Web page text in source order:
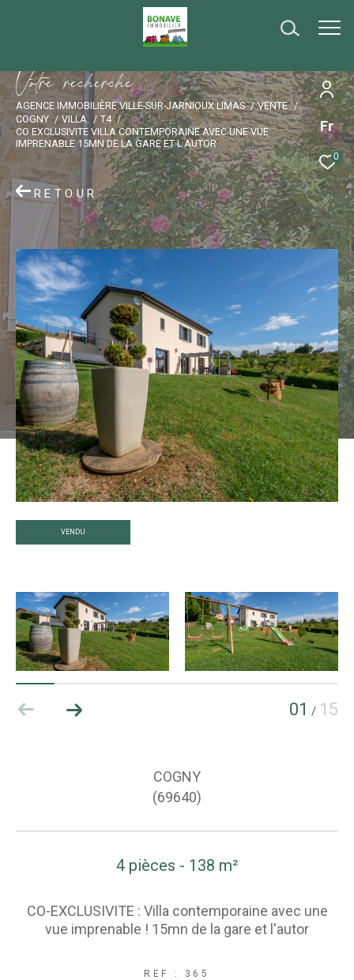
Fr
0
Votre recherche
AGENCE IMMOBILIÈRE VILLE-SUR-JARNIOUX LIMAS
VENTE
COGNY
VILLA
T4
CO EXCLUSIVITE VILLA CONTEMPORAINE AVEC UNE VUE
IMPRENABLE 15MN DE LA GARE ET L AUTOR
RETOUR
VENDU
01 / 15
COGNY
(69640)
4 pièces - 138 m²
CO-EXCLUSIVITE : Villa contemporaine avec une
vue imprenable ! 15mn de la gare et l'autor
REF : 365